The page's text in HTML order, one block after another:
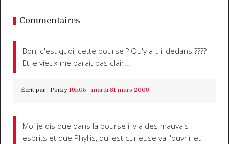
Commentaires
Bon, c'est quoi, cette bourse ? Qu'y a-t-il dedans ????
Et le vieux me parait pas clair...
Écrit par : Porky 19h05 - mardi 31 mars 2009
Moi je dis que dans la bourse il y a des mauvais
esprits et que Phyllis, qui est curieuse va l'ouvrir et